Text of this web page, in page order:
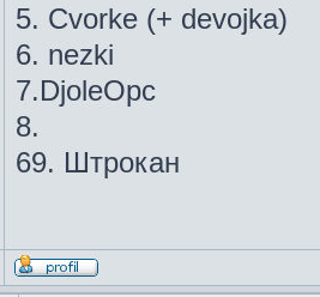
5. Cvorke (+ devojka)
6. nezki
7.DjoleOpc
8.
69. Штрокан